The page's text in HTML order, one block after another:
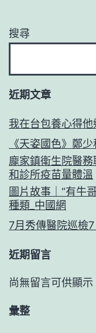
搜尋
近期文章
我在台包養心得
《天姿國色》鄭
龐家鎮衛生院醫
和診所疫苗量體溫
圖片故事｜“有牛
種類_中國網
7月秀傳醫院巡檢
近期留言
尚無留言可供顯示
彙整